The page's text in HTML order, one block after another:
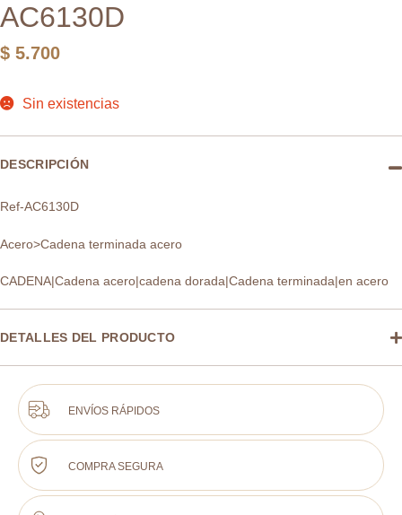
AC6130D
$ 5.700
Sin existencias
DESCRIPCIÓN
Ref-AC6130D
Acero>Cadena terminada acero
CADENA|Cadena acero|cadena dorada|Cadena terminada|en acero
DETALLES DEL PRODUCTO
ENVÍOS RÁPIDOS
COMPRA SEGURA